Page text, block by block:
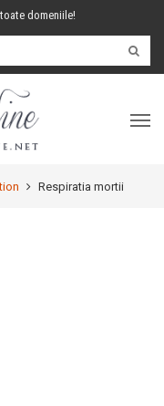
domeniile!
Respiratia mortii